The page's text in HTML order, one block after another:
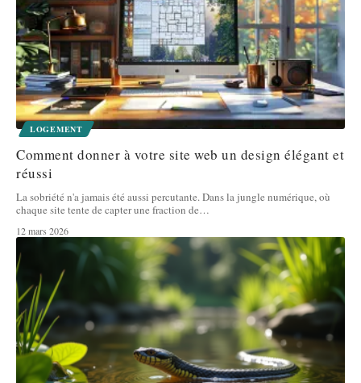
LOGEMENT
Comment donner à votre site web un design élégant et
réussi
La sobriété n'a jamais été aussi percutante. Dans la jungle numérique, où
chaque site tente de capter une fraction de…
12 mars 2026